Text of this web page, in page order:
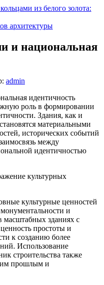
из белого золота:
архитектуры
и национальная
admin
роль в формировании
Здания, как и
материальными
исторических событий
между
идентичностью
культурных
культурные ценностей
и
масштабных зданиях с
простоты и
к созданию более
Использование
строительства также
прошлым и